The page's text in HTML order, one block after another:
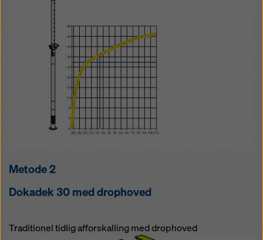
Metode 2
Dokadek 30 med drophoved
Traditionel tidlig afforskalling med drophoved